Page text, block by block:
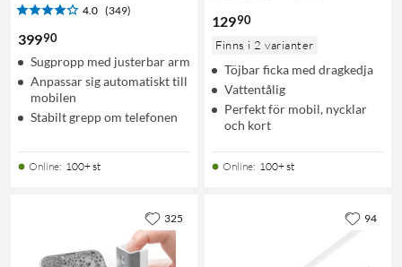
4.0 (349)
39990
Sugpropp med justerbar arm
Anpassar sig automatiskt till
mobilen
Stabilt grepp om telefonen
Online: 100+ st
12990
Finns i 2 varianter
Töjbar ficka med dragkedja
Vattentålig
Perfekt för mobil, nycklar
och kort
Online: 100+ st
325 94